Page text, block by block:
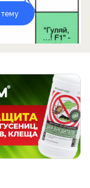
тему